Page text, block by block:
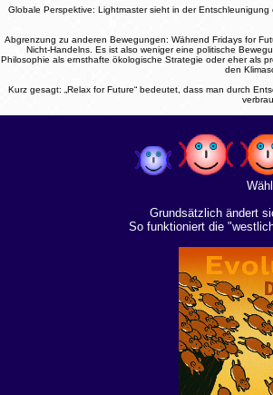
Globale Perspektive: Lightmaster sieht in der
Abgrenzung zu anderen Bewegungen: Während Fridays for
Nicht-Handelns. Es ist also weniger eine politische
Philosophie als ernsthafte ökologische Strategie oder eher als
den
Kurz gesagt: „Relax for Future“ bedeutet, dass man durch
Grundsätzlich ändert
So funktioniert die